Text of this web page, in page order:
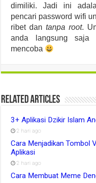
dimiliki. Jadi ini
pencari password wifi
ribet dan tanpa root.
anda langsung saja
mencoba
Related Articles
3+ Aplikasi Dzikir Islam
2 hari ago
Cara Menjadikan Tombol
Aplikasi
2 hari ago
Cara Membuat Meme